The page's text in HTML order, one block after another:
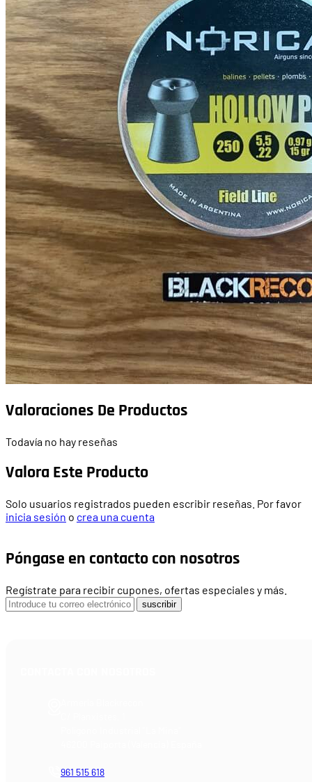
Valoraciones De Productos
Todavía no hay reseñas
Valora Este Producto
Solo usuarios registrados pueden escribir reseñas. Por favor
inicia sesión o crea una cuenta
Póngase en contacto con nosotros
Regístrate para recibir cupones, ofertas especiales y más.
suscribir
961 515 618